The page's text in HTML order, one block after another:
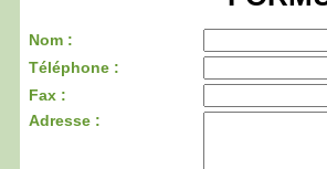
Nom :
Téléphone :
Fax :
Adresse :